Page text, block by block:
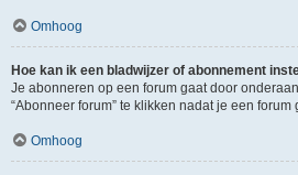
Omhoog
Hoe kan ik een bladwijzer of abonnement
Je abonneren op een forum gaat door
“Abonneer forum” te klikken nadat je een forum
Omhoog